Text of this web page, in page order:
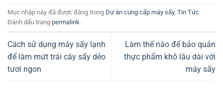
Mục nhập này đã được đăng trong Dự án cung cấp máy sấy, Tin Tức.
Đánh dấu trang permalink.
Cách sử dụng máy sấy lạnh
để làm mứt trái cây sấy dẻo
tươi ngon
Làm thế nào để bảo quản
thực phẩm khô lâu dài với
máy sấy